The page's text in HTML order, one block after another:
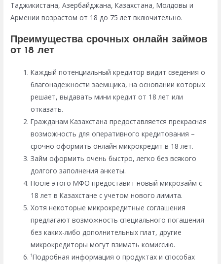
Таджикистана, Азербайджана, Казахстана, Молдовы и
Армении возрастом от 18 до 75 лет включительно.
Преимущества срочных онлайн займов
от 18 лет
Каждый потенциальный кредитор видит сведения о
благонадежности заемщика, на основании которых
решает, выдавать мини кредит от 18 лет или
отказать.
Гражданам Казахстана предоставляется прекрасная
возможность для оперативного кредитования –
срочно оформить онлайн микрокредит в 18 лет.
Займ оформить очень быстро, легко без всякого
долгого заполнения анкеты.
После этого МФО предоставит новый микрозайм с
18 лет в Казахстане с учетом нового лимита.
Хотя некоторые микрокредитные соглашения
предлагают возможность специального погашения
без каких-либо дополнительных плат, другие
микрокредиторы могут взимать комиссию.
¹Подробная информация о продуктах и способах